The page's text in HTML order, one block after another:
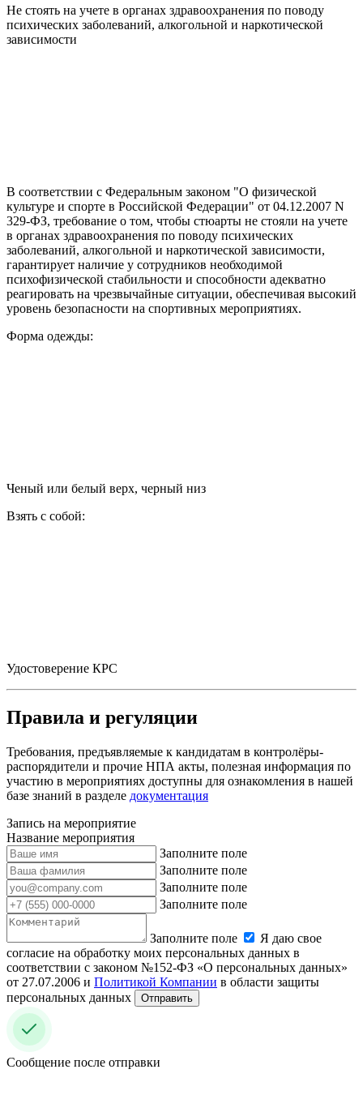
Не стоять на учете в органах здравоохранения по поводу
психических заболеваний, алкогольной и наркотической
зависимости
В соответствии с Федеральным законом "О физической
культуре и спорте в Российской Федерации" от 04.12.2007 N
329-ФЗ, требование о том, чтобы стюарты не стояли на учете
в органах здравоохранения по поводу психических
заболеваний, алкогольной и наркотической зависимости,
гарантирует наличие у сотрудников необходимой
психофизической стабильности и способности адекватно
реагировать на чрезвычайные ситуации, обеспечивая высокий
уровень безопасности на спортивных мероприятиях.
Форма одежды:
Ченый или белый верх, черный низ
Взять с собой:
Удостоверение КРС
Правила и регуляции
Требования, предъявляемые к кандидатам в контролёры-
распорядители и прочие НПА акты, полезная информация по
участию в мероприятиях доступны для ознакомления в нашей
базе знаний в разделе документация
Запись на мероприятие
Название мероприятия
Заполните поле
Заполните поле
Заполните поле
Заполните поле
Заполните поле
Я даю свое
согласие на обработку моих персональных данных в
соответствии с законом №152-ФЗ «О персональных данных»
от 27.07.2006 и Политикой Компании в области защиты
персональных данных
Отправить
Сообщение после отправки